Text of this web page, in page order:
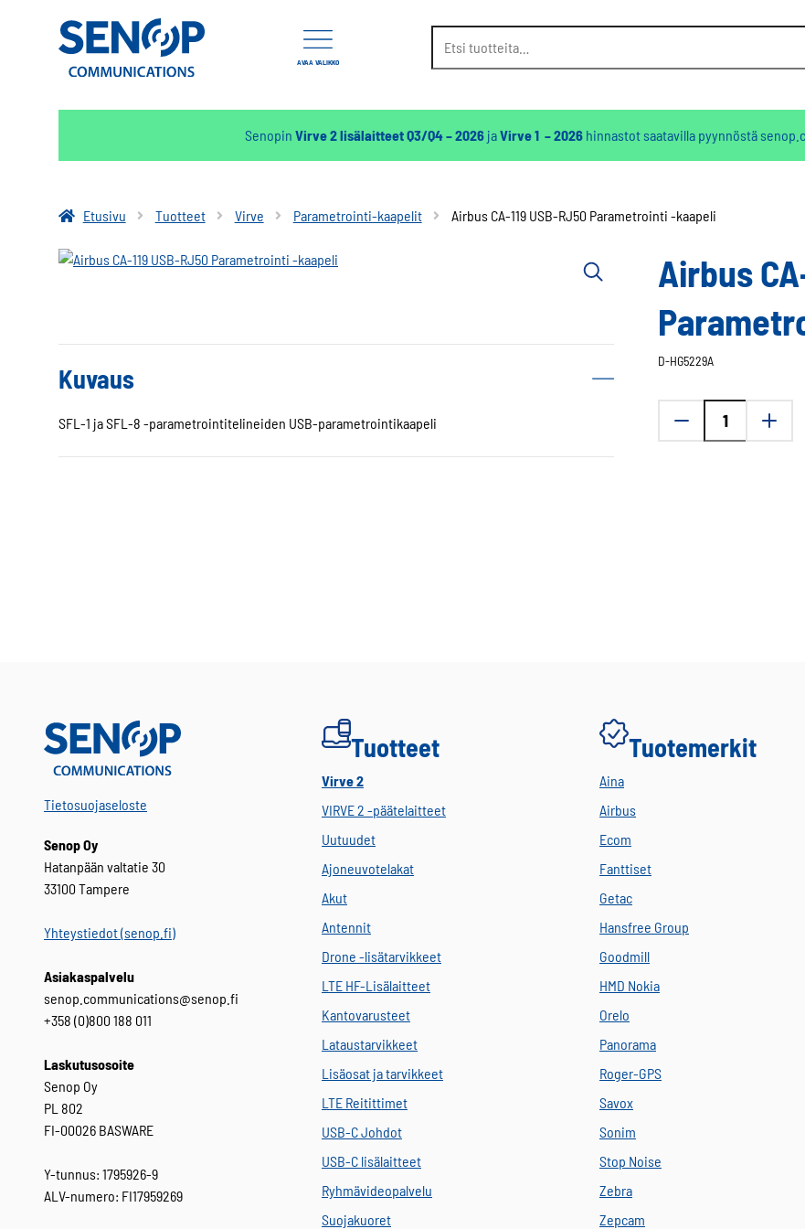
AVAA VALIKKO
Senopin Virve 2 lisälaitteet Q3/Q4 – 2026jaVirve 1 – 2026hinnastot saatavilla pyynnöstä
Etusivu
Tuotteet Virve Parametrointi-kaapelit Airbus CA-119 USB-RJ50 Parametrointi -kaapeli
Airbus
D-HG5229A
Kuvaus
SFL-1 ja SFL-8 -parametrointitelineiden USB-parametrointikaapeli
Tietosuojaseloste
Senop Oy
Hatanpään valtatie 30
33100 Tampere
Yhteystiedot (senop.fi)
Asiakaspalvelu
senop.communications@senop.fi
+358 (0)800 188 011
Laskutusosoite
Senop Oy
PL 802
FI-00026 BASWARE
Y-tunnus: 1795926-9
ALV-numero: FI17959269
Tuotteet
Virve 2
VIRVE 2 -päätelaitteet
Uutuudet
Ajoneuvotelakat
Akut
Antennit
Drone -lisätarvikkeet
LTE HF-Lisälaitteet
Kantovarusteet
Lataustarvikkeet
Lisäosat ja tarvikkeet
LTE Reitittimet
USB-C Johdot
USB-C lisälaitteet
Ryhmävideopalvelu
Suojakuoret
Tuotemerkit
Aina
Airbus
Ecom
Fanttiset
Getac
Hansfree Group
Goodmill
HMD Nokia
Orelo
Panorama
Roger-GPS
Savox
Sonim
Stop Noise
Zebra
Zepcam